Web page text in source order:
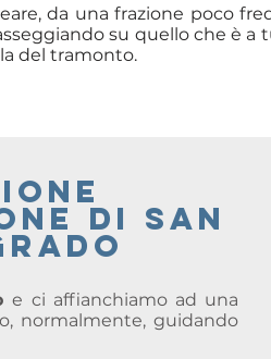
da una frazione poco
su quello che è
del tramonto.
di san
e ci affianchiamo ad una
normalmente, guidando